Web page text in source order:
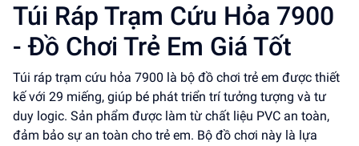
Túi Ráp Trạm Cứu Hỏa 7900
- Đồ Chơi Trẻ Em Giá Tốt
Túi ráp trạm cứu hỏa 7900 là bộ đồ chơi trẻ em được thiết
kế với 29 miếng, giúp bé phát triển trí tưởng tượng và tư
duy logic. Sản phẩm được làm từ chất liệu PVC an toàn,
đảm bảo sự an toàn cho trẻ em. Bộ đồ chơi này là lựa